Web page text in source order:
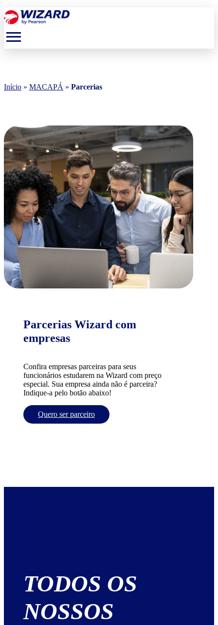
menu
Início » MACAPÁ » Parcerias
Parcerias Wizard com
empresas
Confira empresas parceiras para seus
funcionários estudarem na Wizard com preço
especial. Sua empresa ainda não é parceira?
Indique-a pelo botão abaixo!
Quero ser parceiro
TODOS OS
NOSSOS